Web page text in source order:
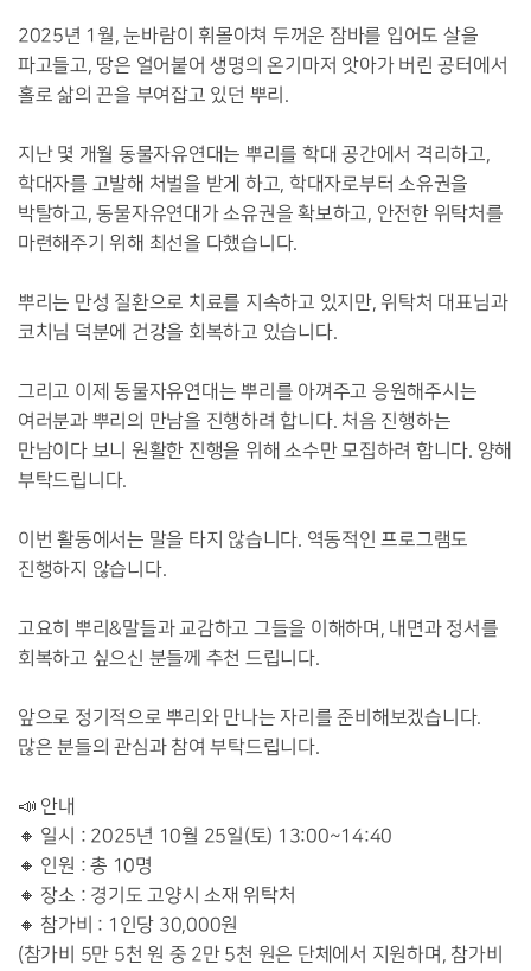
2025년 1월, 눈바람이 휘몰아쳐 두꺼운 잠바를 입어도 살을
파고들고, 땅은 얼어붙어 생명의 온기마저 앗아가 버린 공터에서
홀로 삶의 끈을 부여잡고 있던 뿌리.
지난 몇 개월 동물자유연대는 뿌리를 학대 공간에서 격리하고,
학대자를 고발해 처벌을 받게 하고, 학대자로부터 소유권을
박탈하고, 동물자유연대가 소유권을 확보하고, 안전한 위탁처를
마련해주기 위해 최선을 다했습니다.
뿌리는 만성 질환으로 치료를 지속하고 있지만, 위탁처 대표님과
코치님 덕분에 건강을 회복하고 있습니다.
그리고 이제 동물자유연대는 뿌리를 아껴주고 응원해주시는
여러분과 뿌리의 만남을 진행하려 합니다. 처음 진행하는
만남이다 보니 원활한 진행을 위해 소수만 모집하려 합니다. 양해
부탁드립니다.
이번 활동에서는 말을 타지 않습니다. 역동적인 프로그램도
진행하지 않습니다.
고요히 뿌리&말들과 교감하고 그들을 이해하며, 내면과 정서를
회복하고 싶으신 분들께 추천 드립니다.
앞으로 정기적으로 뿌리와 만나는 자리를 준비해보겠습니다.
많은 분들의 관심과 참여 부탁드립니다.
📣 안내
🔸 일시 : 2025년 10월 25일(토) 13:00~14:40
🔸 인원 : 총 10명
🔸 장소 : 경기도 고양시 소재 위탁처
🔸 참가비 : 1인당 30,000원
(참가비 5만 5천 원 중 2만 5천 원은 단체에서 지원하며, 참가비